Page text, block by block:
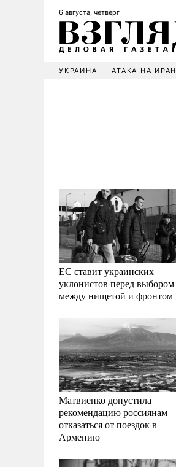
6 августа, четверг
УКРАИНА АТАКА НА ИРАН
ЕС ставит украинских
уклонистов перед выбором
между нищетой и фронтом
Матвиенко допустила
рекомендацию россиянам
отказаться от поездок в
Армению